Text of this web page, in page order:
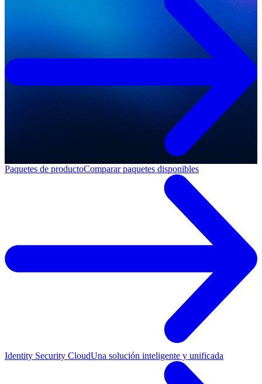
Paquetes de productoComparar paquetes disponibles
Identity Security CloudUna solución inteligente y unificada